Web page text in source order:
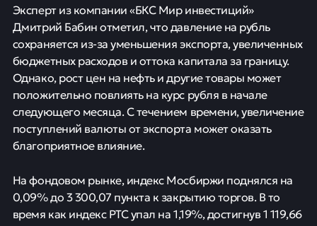
Эксперт из компании «БКС Мир инвестиций»
Дмитрий Бабин отметил, что давление на рубль
сохраняется из-за уменьшения экспорта, увеличенных
бюджетных расходов и оттока капитала за границу.
Однако, рост цен на нефть и другие товары может
положительно повлиять на курс рубля в начале
следующего месяца. С течением времени, увеличение
поступлений валюты от экспорта может оказать
благоприятное влияние.
На фондовом рынке, индекс Мосбиржи поднялся на
0,09% до 3 300,07 пункта к закрытию торгов. В то
время как индекс РТС упал на 1,19%, достигнув 1 119,66